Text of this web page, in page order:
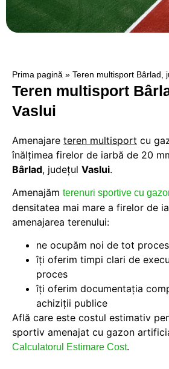
Prima pagină » Teren multisport Bârlad,
Teren multisport
Vaslui
Amenajare teren multisport cu
înălțimea firelor de iarbă de 20
Bârlad, judeţul Vaslui.
Amenajăm terenuri sportive cu
densitatea mai mare a firelor de
amenajarea terenului:
ne ocupăm noi de tot
îți oferim timpi clari de
proces
îți oferim documentația
achiziții publice
Află care este costul estimativ
sportiv amenajat cu gazon
Calculatorul Estimare Cost.